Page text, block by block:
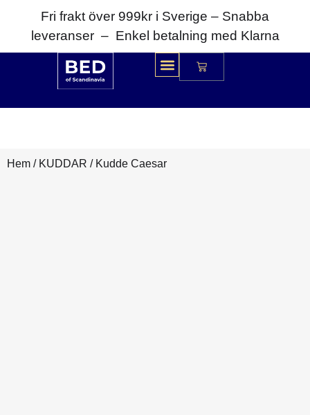
Fri frakt över 999kr i Sverige – Snabba
leveranser – Enkel betalning med Klarna
Hem / KUDDAR / Kudde Caesar